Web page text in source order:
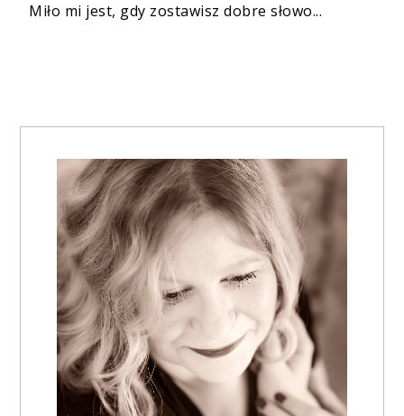
Miło mi jest, gdy zostawisz dobre słowo...